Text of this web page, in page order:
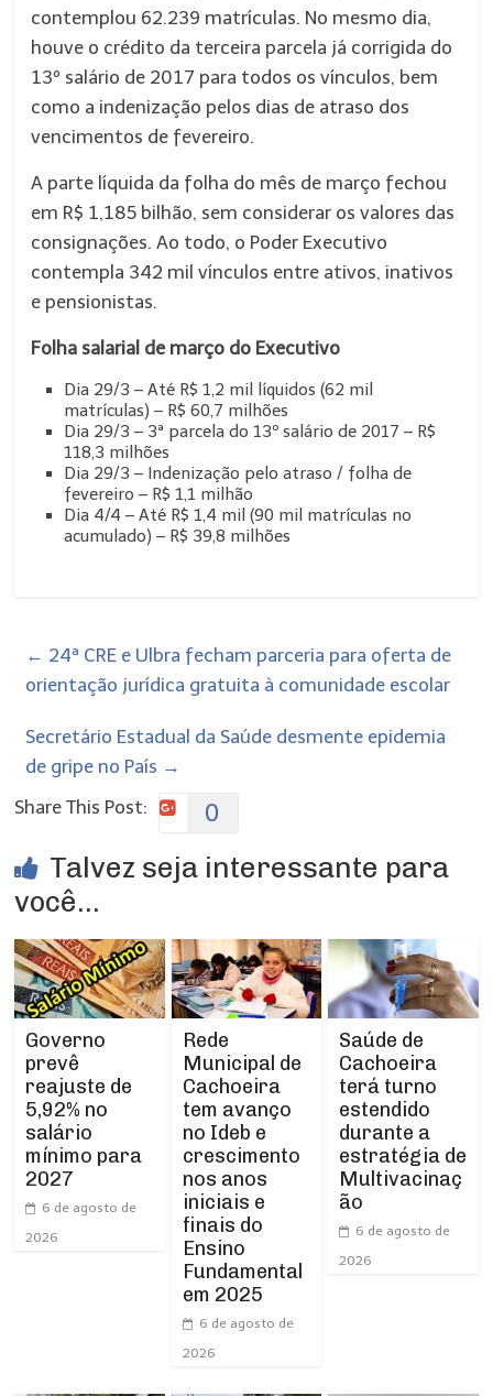
contemplou 62.239 matrículas. No mesmo dia,
houve o crédito da terceira parcela já corrigida do
13º salário de 2017 para todos os vínculos, bem
como a indenização pelos dias de atraso dos
vencimentos de fevereiro.
A parte líquida da folha do mês de março fechou
em R$ 1,185 bilhão, sem considerar os valores das
consignações. Ao todo, o Poder Executivo
contempla 342 mil vínculos entre ativos, inativos
e pensionistas.
Folha salarial de março do Executivo
Dia 29/3 – Até R$ 1,2 mil líquidos (62 mil
matrículas) – R$ 60,7 milhões
Dia 29/3 – 3ª parcela do 13º salário de 2017 – R$
118,3 milhões
Dia 29/3 – Indenização pelo atraso / folha de
fevereiro – R$ 1,1 milhão
Dia 4/4 – Até R$ 1,4 mil (90 mil matrículas no
acumulado) – R$ 39,8 milhões
← 24ª CRE e Ulbra fecham parceria para oferta de
orientação jurídica gratuita à comunidade escolar
Secretário Estadual da Saúde desmente epidemia
de gripe no País →
Share This Post:
0
Talvez seja interessante para
você...
Governo
prevê
reajuste de
5,92% no
salário
mínimo para
2027
6 de agosto de
2026
Rede
Municipal de
Cachoeira
tem avanço
no Ideb e
crescimento
nos anos
iniciais e
finais do
Ensino
Fundamental
em 2025
6 de agosto de
2026
Saúde de
Cachoeira
terá turno
estendido
durante a
estratégia de
Multivacinaç
ão
6 de agosto de
2026